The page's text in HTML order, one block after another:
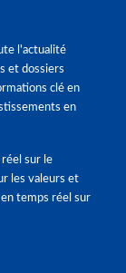
l'actualité
et dossiers
clé en
en
réel sur le
les valeurs et
temps réel sur